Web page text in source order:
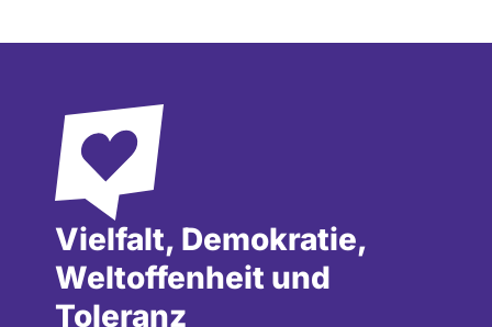
Vielfalt, Demokratie,
Weltoffenheit und
Toleranz